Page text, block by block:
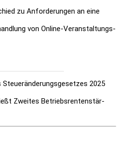
zu Anfor­de­rungen an eine
von Online-Veran­stal­tungs­
2025
Zweites Betriebs­ren­ten­stär­